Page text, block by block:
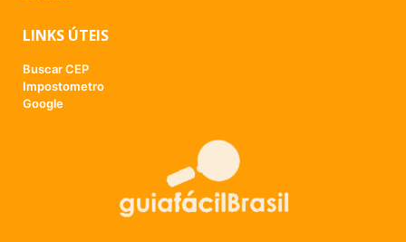
LINKS ÚTEIS
Buscar CEP
Impostometro
Google